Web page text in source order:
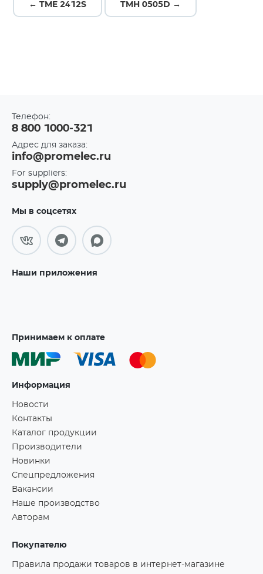
← TME 2412S TMH 0505D →
Телефон:
8 800 1000-321
Адрес для заказа:
info@promelec.ru
For suppliers:
supply@promelec.ru
Мы в соцсетях
Наши приложения
Принимаем к оплате
Информация
Новости
Контакты
Каталог продукции
Производители
Новинки
Спецпредложения
Вакансии
Наше производство
Авторам
Покупателю
Правила продажи товаров в интернет-магазине